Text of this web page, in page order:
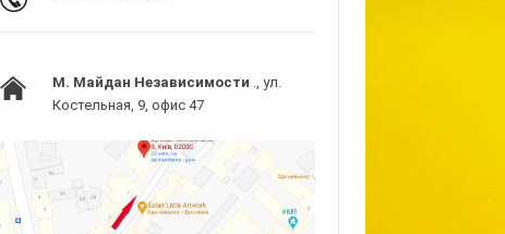
M. Майдан Независимости
., ул.
Костельная, 9, офис 47